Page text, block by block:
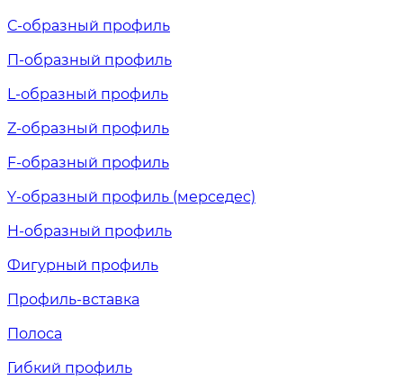
С-образный профиль
П-образный профиль
L-образный профиль
Z-образный профиль
F-образный профиль
Y-образный профиль (мерседес)
H-образный профиль
Фигурный профиль
Профиль-вставка
Полоса
Гибкий профиль